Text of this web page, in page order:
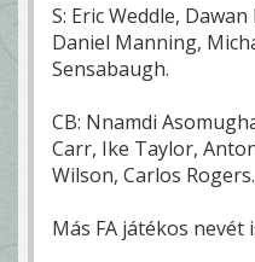
S: Eric Weddle,
Daniel Manning,
Sensabaugh.
CB: Nnamdi
Carr, Ike Taylor,
Wilson, Carlos Rogers.
Más FA játékos nevét